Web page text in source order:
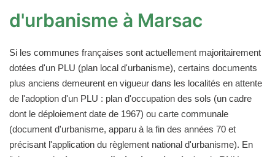
d'urbanisme à Marsac
Si les communes françaises sont actuellement majoritairement
dotées d'un PLU (plan local d'urbanisme), certains documents
plus anciens demeurent en vigueur dans les localités en attente
de l'adoption d'un PLU : plan d'occupation des sols (un cadre
dont le déploiement date de 1967) ou carte communale
(document d'urbanisme, apparu à la fin des années 70 et
précisant l'application du règlement national d'urbanisme). En